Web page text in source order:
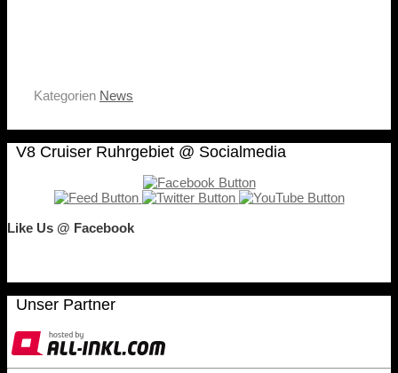
Kategorien News
V8 Cruiser Ruhrgebiet @ Socialmedia
Like Us @ Facebook
Unser Partner